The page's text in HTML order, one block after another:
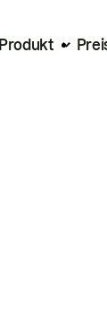
Produkt